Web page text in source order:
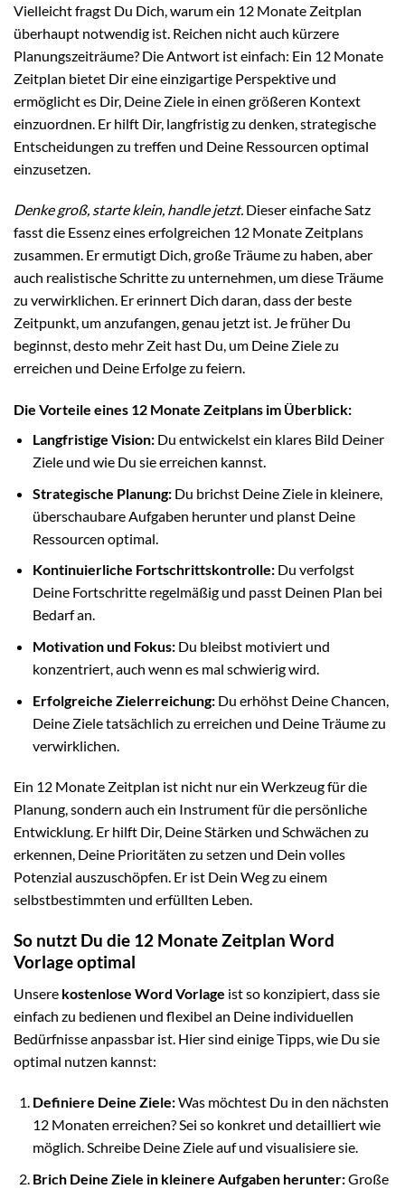
Vielleicht fragst Du Dich, warum ein 12 Monate Zeitplan
überhaupt notwendig ist. Reichen nicht auch kürzere
Planungszeiträume? Die Antwort ist einfach: Ein 12 Monate
Zeitplan bietet Dir eine einzigartige Perspektive und
ermöglicht es Dir, Deine Ziele in einen größeren Kontext
einzuordnen. Er hilft Dir, langfristig zu denken, strategische
Entscheidungen zu treffen und Deine Ressourcen optimal
einzusetzen.
Denke groß, starte klein, handle jetzt. Dieser einfache Satz
fasst die Essenz eines erfolgreichen 12 Monate Zeitplans
zusammen. Er ermutigt Dich, große Träume zu haben, aber
auch realistische Schritte zu unternehmen, um diese Träume
zu verwirklichen. Er erinnert Dich daran, dass der beste
Zeitpunkt, um anzufangen, genau jetzt ist. Je früher Du
beginnst, desto mehr Zeit hast Du, um Deine Ziele zu
erreichen und Deine Erfolge zu feiern.
Die Vorteile eines 12 Monate Zeitplans im Überblick:
Langfristige Vision:Du entwickelst ein klares Bild Deiner
Ziele und wie Du sie erreichen kannst.
Strategische Planung:Du brichst Deine Ziele in kleinere,
überschaubare Aufgaben herunter und planst Deine
Ressourcen optimal.
Kontinuierliche Fortschrittskontrolle:Du verfolgst
Deine Fortschritte regelmäßig und passt Deinen Plan bei
Bedarf an.
Motivation und Fokus:Du bleibst motiviert und
konzentriert, auch wenn es mal schwierig wird.
Erfolgreiche Zielerreichung:Du erhöhst Deine Chancen,
Deine Ziele tatsächlich zu erreichen und Deine Träume zu
verwirklichen.
Ein 12 Monate Zeitplan ist nicht nur ein Werkzeug für die
Planung, sondern auch ein Instrument für die persönliche
Entwicklung. Er hilft Dir, Deine Stärken und Schwächen zu
erkennen, Deine Prioritäten zu setzen und Dein volles
Potenzial auszuschöpfen. Er ist Dein Weg zu einem
selbstbestimmten und erfüllten Leben.
So nutzt Du die 12 Monate Zeitplan Word
Vorlage optimal
Unsere kostenlose Word Vorlage ist so konzipiert, dass sie
einfach zu bedienen und flexibel an Deine individuellen
Bedürfnisse anpassbar ist. Hier sind einige Tipps, wie Du sie
optimal nutzen kannst:
Definiere Deine Ziele:Was möchtest Du in den nächsten
12 Monaten erreichen? Sei so konkret und detailliert wie
möglich. Schreibe Deine Ziele auf und visualisiere sie.
Brich Deine Ziele in kleinere Aufgaben herunter:Große